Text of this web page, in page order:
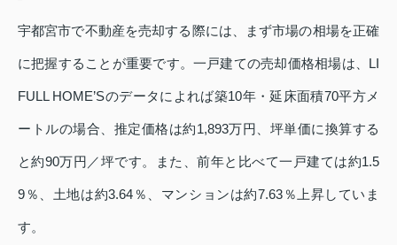
宇都宮市で不動産を売却する際には、まず市場の相場を正確
に把握することが重要です。一戸建ての売却価格相場は、LI
FULL HOME’Sのデータによれば築10年・延床面積70平方メ
ートルの場合、推定価格は約1,893万円、坪単価に換算する
と約90万円／坪です。また、前年と比べて一戸建ては約1.5
9％、土地は約3.64％、マンションは約7.63％上昇していま
す。